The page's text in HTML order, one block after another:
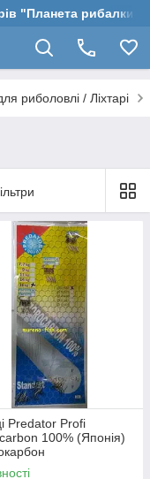
"Планета рибалки"
риболовлі / Ліхтарі
Predator Profi
100% (Японія)